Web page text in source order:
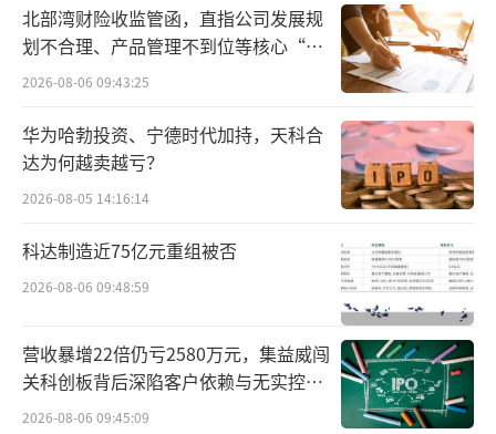
可以说，人形机器人的“iPhone时刻”，
正在一步步逼近。
重磅玩家入局
特斯拉等重磅玩家的入局，使得人形机器
人赛道从昙花一现逐渐变成产业趋势。投资机
构看好特斯拉做成人形机器人的原因有三：
一是迭代速度与进展可期。2021年特斯拉
首次公布人形机器人项目计划Tesla Bot（也称
为Optimus）；时隔一年，特斯拉便在2022 AI
DAY上展示了最新一代原型机，此次展示的机
北部湾财险收监管函，直指公司发展规
划不合理、产品管理不到位等核心“痛
点”
2026-08-06 09:43:25
华为哈勃投资、宁德时代加持，天科合
达为何越卖越亏？
2026-08-05 14:16:14
科达制造近75亿元重组被否
2026-08-06 09:48:59
营收暴增22倍仍亏2580万元，集益威闯
关科创板背后深陷客户依赖与无实控人
困局
2026-08-06 09:45:09